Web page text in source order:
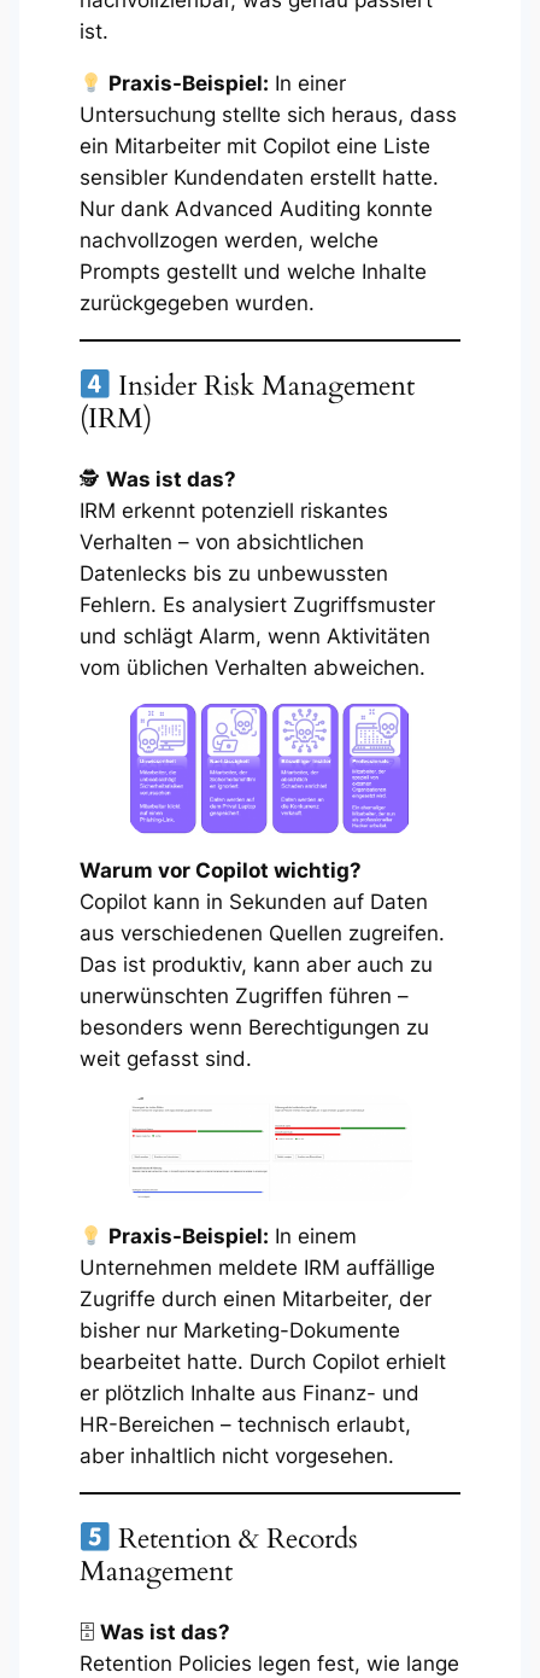
ist.
Praxis-Beispiel: In einer
Untersuchung stellte sich heraus, dass
ein Mitarbeiter mit Copilot eine Liste
sensibler Kundendaten erstellt hatte.
Nur dank Advanced Auditing konnte
nachvollzogen werden, welche
Prompts gestellt und welche Inhalte
zurückgegeben wurden.
Insider Risk Management
(IRM)
🕵️ Was ist das?
IRM erkennt potenziell riskantes
Verhalten – von absichtlichen
Datenlecks bis zu unbewussten
Fehlern. Es analysiert Zugriffsmuster
und schlägt Alarm, wenn Aktivitäten
vom üblichen Verhalten abweichen.
Warum vor Copilot wichtig?
Copilot kann in Sekunden auf Daten
aus verschiedenen Quellen zugreifen.
Das ist produktiv, kann aber auch zu
unerwünschten Zugriffen führen –
besonders wenn Berechtigungen zu
weit gefasst sind.
Praxis-Beispiel: In einem
Unternehmen meldete IRM auffällige
Zugriffe durch einen Mitarbeiter, der
bisher nur Marketing-Dokumente
bearbeitet hatte. Durch Copilot erhielt
er plötzlich Inhalte aus Finanz- und
HR-Bereichen – technisch erlaubt,
aber inhaltlich nicht vorgesehen.
Retention & Records
Management
🗄 Was ist das?
Retention Policies legen fest, wie lange